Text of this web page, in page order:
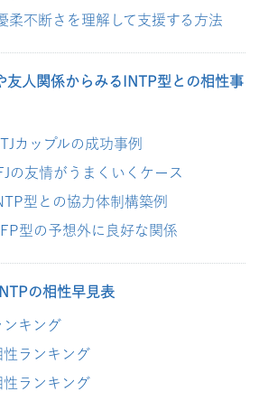
柔不断さを理解して支援する方法
友人関係からみるINTP型との相性事
カップルの成功事例
の友情がうまくいくケース
型との協力体制構築例
型の予想外に良好な関係
の相性早見表
ンキング
ランキング
ランキング